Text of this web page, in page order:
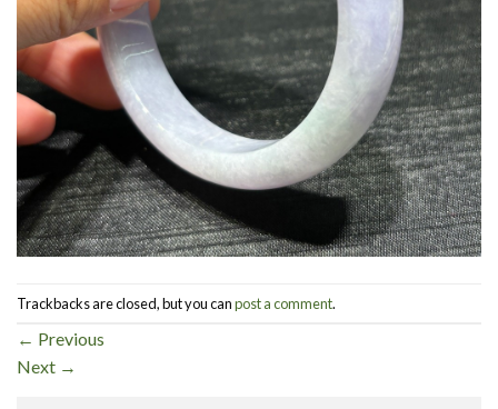
Trackbacks are closed, but you canpost a comment.
← Previous
Next →